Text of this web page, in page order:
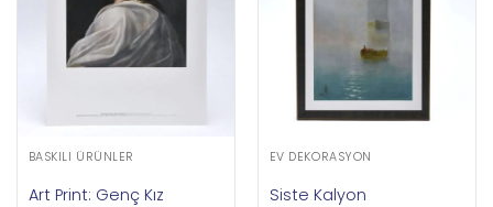
BASKILI ÜRÜNLER
Art Print: Genç Kız
EV DEKORASYON
Siste Kalyon